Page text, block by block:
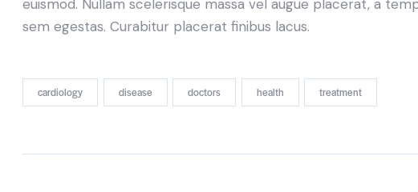
euismod. Nullam scelerisque massa vel augue placerat, a
sem egestas. Curabitur placerat finibus lacus.
cardiology disease doctors health treatment